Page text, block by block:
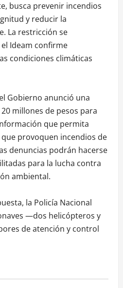
busca prevenir incendios
y reducir la
La restricción se
Ideam confirme
condiciones climáticas
Gobierno anunció una
millones de pesos para
que permita
provoquen incendios de
denuncias podrán hacerse
para la lucha contra
ambiental.
la Policía Nacional
—dos helicópteros y
de atención y control